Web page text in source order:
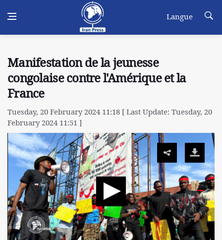
Langue
Manifestation de la jeunesse
congolaise contre l'Amérique et la
France
Tuesday, 20 February 2024 11:18 [ Last Update: Tuesday, 20
February 2024 11:51 ]